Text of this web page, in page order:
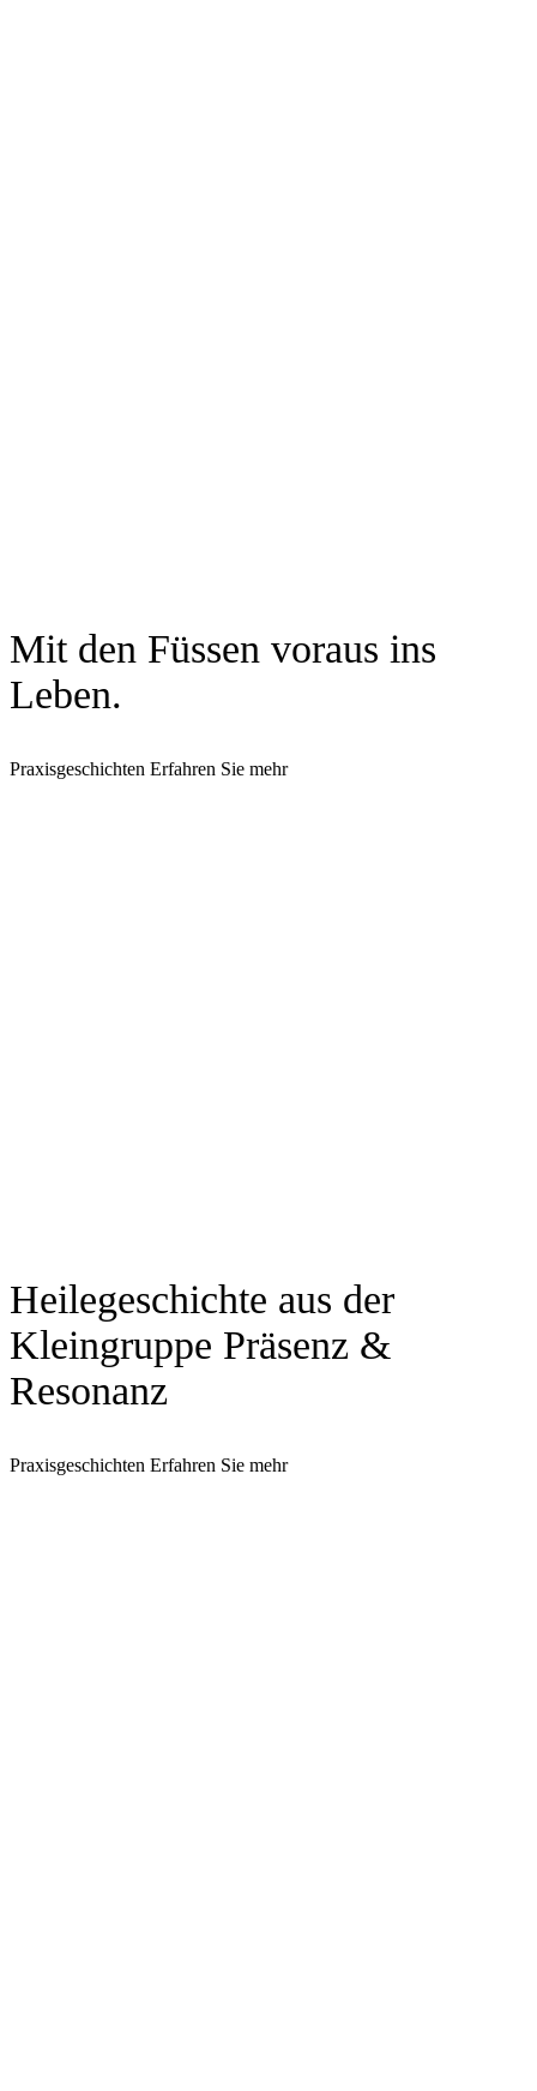
Mit den Füssen voraus ins
Leben.
Praxisgeschichten Erfahren Sie mehr
Heilegeschichte aus der
Kleingruppe Präsenz &
Resonanz
Praxisgeschichten Erfahren Sie mehr